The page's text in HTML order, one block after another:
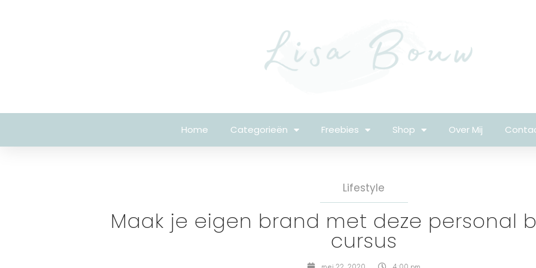
Home Categorieën Freebies Shop Over Mij
Lifestyle
Maak je eigen brand met deze personal
cursus